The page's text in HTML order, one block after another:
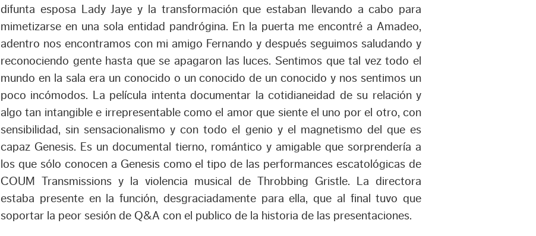
difunta esposa Lady Jaye y la transformación que estaban llevando a cabo para
mimetizarse en una sola entidad pandrógina. En la puerta me encontré a Amadeo,
adentro nos encontramos con mi amigo Fernando y después seguimos saludando y
reconociendo gente hasta que se apagaron las luces. Sentimos que tal vez todo el
mundo en la sala era un conocido o un conocido de un conocido y nos sentimos un
poco incómodos. La película intenta documentar la cotidianeidad de su relación y
algo tan intangible e irrepresentable como el amor que siente el uno por el otro, con
sensibilidad, sin sensacionalismo y con todo el genio y el magnetismo del que es
capaz Genesis. Es un documental tierno, romántico y amigable que sorprendería a
los que sólo conocen a Genesis como el tipo de las performances escatológicas de
COUM Transmissions y la violencia musical de Throbbing Gristle. La directora
estaba presente en la función, desgraciadamente para ella, que al final tuvo que
soportar la peor sesión de Q&A con el publico de la historia de las presentaciones.